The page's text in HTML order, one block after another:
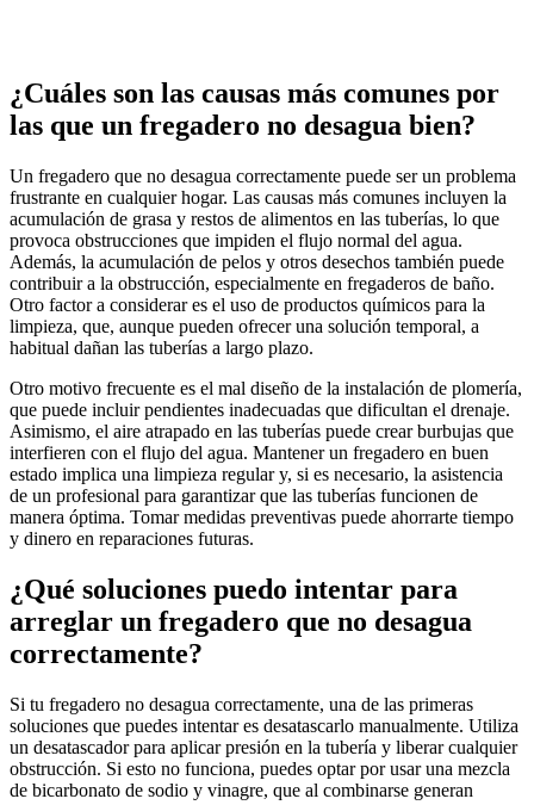
¿Cuáles son las causas más comunes por
las que un fregadero no desagua bien?
Un fregadero que no desagua correctamente puede ser un problema
frustrante en cualquier hogar. Las causas más comunes incluyen la
acumulación de grasa y restos de alimentos en las tuberías, lo que
provoca obstrucciones que impiden el flujo normal del agua.
Además, la acumulación de pelos y otros desechos también puede
contribuir a la obstrucción, especialmente en fregaderos de baño.
Otro factor a considerar es el uso de productos químicos para la
limpieza, que, aunque pueden ofrecer una solución temporal, a
habitual dañan las tuberías a largo plazo.
Otro motivo frecuente es el mal diseño de la instalación de plomería,
que puede incluir pendientes inadecuadas que dificultan el drenaje.
Asimismo, el aire atrapado en las tuberías puede crear burbujas que
interfieren con el flujo del agua. Mantener un fregadero en buen
estado implica una limpieza regular y, si es necesario, la asistencia
de un profesional para garantizar que las tuberías funcionen de
manera óptima. Tomar medidas preventivas puede ahorrarte tiempo
y dinero en reparaciones futuras.
¿Qué soluciones puedo intentar para
arreglar un fregadero que no desagua
correctamente?
Si tu fregadero no desagua correctamente, una de las primeras
soluciones que puedes intentar es desatascarlo manualmente. Utiliza
un desatascador para aplicar presión en la tubería y liberar cualquier
obstrucción. Si esto no funciona, puedes optar por usar una mezcla
de bicarbonato de sodio y vinagre, que al combinarse generan